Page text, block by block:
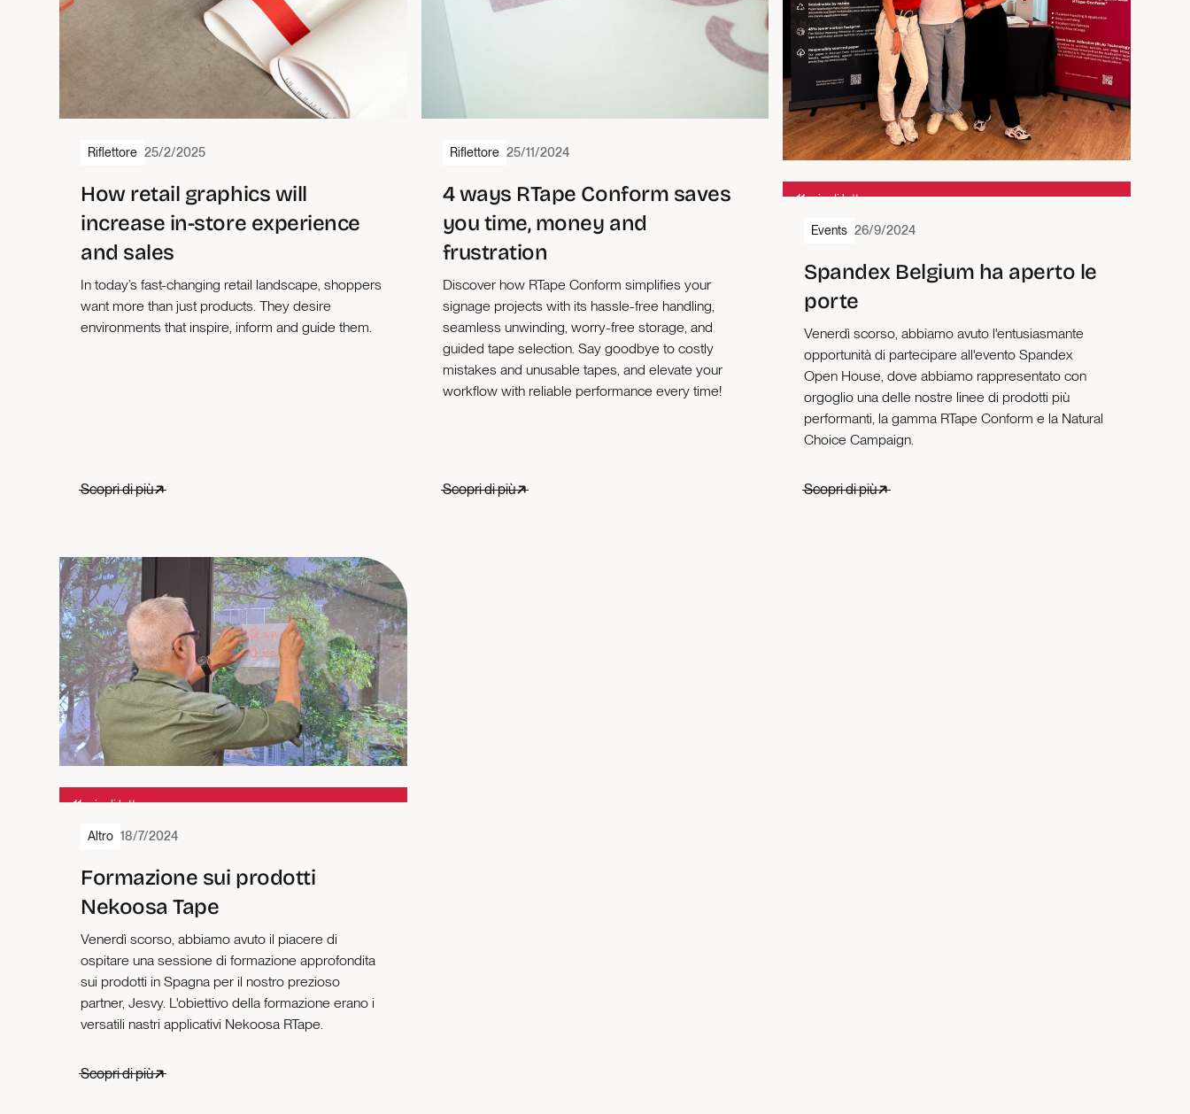
1 min di lettura
Riflettore 25/2/2025
How retail graphics will
increase in-store experience
and sales
In today’s fast-changing retail landscape, shoppers
want more than just products. They desire
environments that inspire, inform and guide them.
Scopri di più
1 min di lettura
Riflettore 25/11/2024
4 ways RTape Conform saves
you time, money and
frustration
Discover how RTape Conform simplifies your
signage projects with its hassle-free handling,
seamless unwinding, worry-free storage, and
guided tape selection. Say goodbye to costly
mistakes and unusable tapes, and elevate your
workflow with reliable performance every time!
Scopri di più
11 min di lettura
Events 26/9/2024
Spandex Belgium ha aperto le
porte
Venerdì scorso, abbiamo avuto l'entusiasmante
opportunità di partecipare all'evento Spandex
Open House, dove abbiamo rappresentato con
orgoglio una delle nostre linee di prodotti più
performanti, la gamma RTape Conform e la Natural
Choice Campaign.
Scopri di più
11 min di lettura
Altro 18/7/2024
Formazione sui prodotti
Nekoosa Tape
Venerdì scorso, abbiamo avuto il piacere di
ospitare una sessione di formazione approfondita
sui prodotti in Spagna per il nostro prezioso
partner, Jesvy. L'obiettivo della formazione erano i
versatili nastri applicativi Nekoosa RTape.
Scopri di più